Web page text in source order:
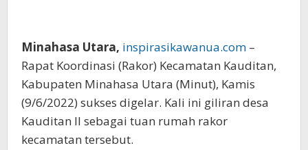
Minahasa Utara, inspirasikawanua.com –
Rapat Koordinasi (Rakor) Kecamatan Kauditan,
Kabupaten Minahasa Utara (Minut), Kamis
(9/6/2022) sukses digelar. Kali ini giliran desa
Kauditan II sebagai tuan rumah rakor
kecamatan tersebut.